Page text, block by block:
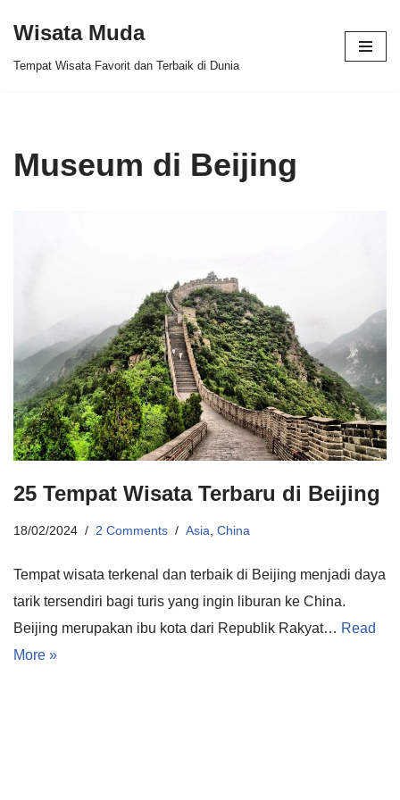
Wisata Muda
Tempat Wisata Favorit dan Terbaik di Dunia
Museum di Beijing
25 Tempat Wisata Terbaru di Beijing
18/02/2024 2 Comments Asia China
Tempat wisata terkenal dan terbaik di Beijing menjadi daya
tarik tersendiri bagi turis yang ingin liburan ke China.
Beijing merupakan ibu kota dari Republik Rakyat… Read
More »